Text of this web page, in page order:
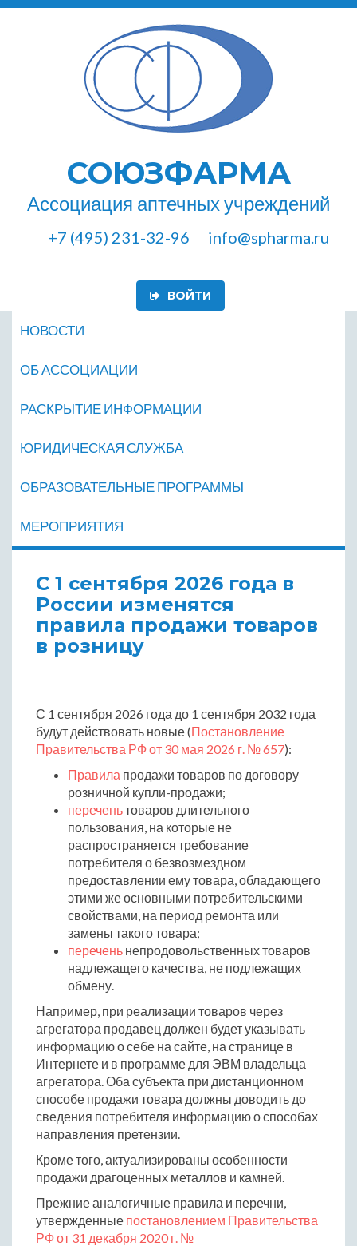
СОЮЗФАРМА
Ассоциация аптечных учреждений
+7 (495) 231-32-96 info@spharma.ru
ВОЙТИ
НОВОСТИ
ОБ АССОЦИАЦИИ
РАСКРЫТИЕ ИНФОРМАЦИИ
ЮРИДИЧЕСКАЯ СЛУЖБА
ОБРАЗОВАТЕЛЬНЫЕ ПРОГРАММЫ
МЕРОПРИЯТИЯ
С 1 сентября 2026 года в
России изменятся
правила продажи товаров
в розницу
С 1 сентября 2026 года до 1 сентября 2032 года
будут действовать новые (Постановление
Правительства РФ от 30 мая 2026 г. № 657):
Правила продажи товаров по договору
розничной купли-продажи;
переченьтоваров длительного
пользования, на которые не
распространяется требование
потребителя о безвозмездном
предоставлении ему товара, обладающего
этими же основными потребительскими
свойствами, на период ремонта или
замены такого товара;
перечень непродовольственных товаров
надлежащего качества, не подлежащих
обмену.
Например, при реализации товаров через
агрегатора продавец должен будет указывать
информацию о себе на сайте, на странице в
Интернете и в программе для ЭВМ владельца
агрегатора. Оба субъекта при дистанционном
способе продажи товара должны доводить до
сведения потребителя информацию о способах
направления претензии.
Кроме того, актуализированы особенности
продажи драгоценных металлов и камней.
Прежние аналогичные правила и перечни,
утвержденные постановлением Правительства
РФ от 31 декабря 2020 г. №